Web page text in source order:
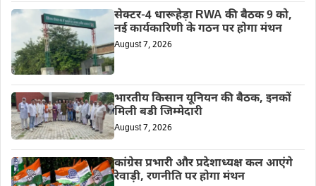
सेक्टर-4 धारूहेड़ा RWA की बैठक 9 को,
नई कार्यकारिणी के गठन पर होगा मंथन
August 7, 2026
भारतीय किसान यूनियन की बैठक, इनकों
मिली बडी जिम्मेदारी
August 7, 2026
कांग्रेस प्रभारी और प्रदेशाध्यक्ष कल आएंगे
रेवाड़ी, रणनीति पर होगा मंथन